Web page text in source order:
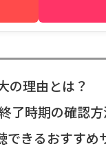
の理由とは？
了時期の確認
できるおすすめ